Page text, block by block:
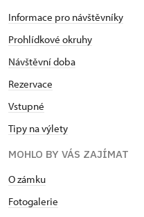
Informace pro návštěvníky
Prohlídkové okruhy
Návštěvní doba
Rezervace
Vstupné
Tipy na výlety
MOHLO BY VÁS ZAJÍMAT
O zámku
Fotogalerie